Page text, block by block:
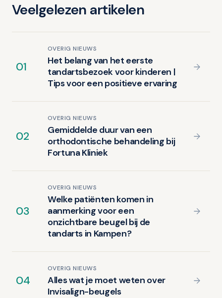
Veelgelezen artikelen
01
OVERIG NIEUWS
Het belang van het eerste
tandartsbezoek voor kinderen |
Tips voor een positieve ervaring
02
OVERIG NIEUWS
Gemiddelde duur van een
orthodontische behandeling bij
Fortuna Kliniek
03
OVERIG NIEUWS
Welke patiënten komen in
aanmerking voor een
onzichtbare beugel bij de
tandarts in Kampen?
04
OVERIG NIEUWS
Alles wat je moet weten over
Invisalign-beugels